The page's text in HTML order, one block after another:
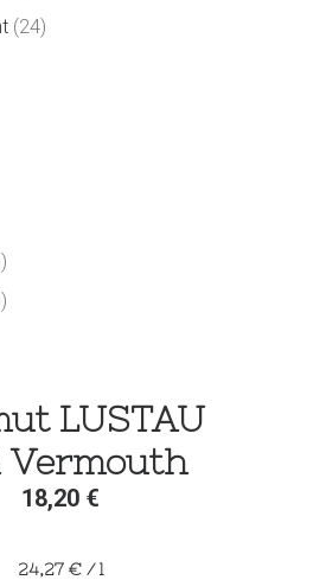
(24)
LUSTAU
Vermouth
18,20 €
24,27 € /l